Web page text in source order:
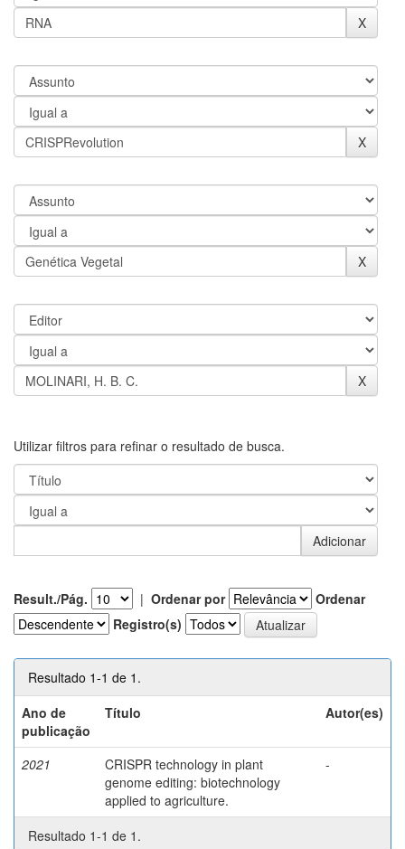
Utilizar filtros para refinar o resultado de busca.
Result./Pág. | Ordenar por
Ordenar
Registro(s)
Resultado 1-1 de 1.
Ano de
publicação
Título Autor(es)
2021
CRISPR technology in plant
genome editing: biotechnology
applied to agriculture.
-
Resultado 1-1 de 1.